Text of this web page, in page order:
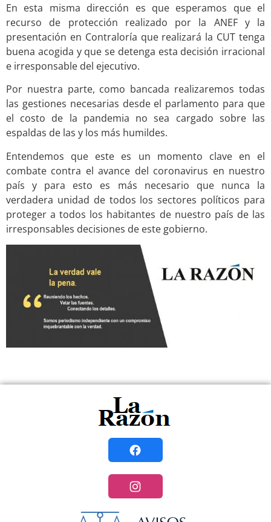
En esta misma dirección es que esperamos que el
recurso de protección realizado por la ANEF y la
presentación en Contraloría que realizará la CUT tenga
buena acogida y que se detenga esta decisión irracional
e irresponsable del ejecutivo.
Por nuestra parte, como bancada realizaremos todas
las gestiones necesarias desde el parlamento para que
el costo de la pandemia no sea cargado sobre las
espaldas de las y los más humildes.
Entendemos que este es un momento clave en el
combate contra el avance del coronavirus en nuestro
país y para esto es más necesario que nunca la
verdadera unidad de todos los sectores políticos para
proteger a todos los habitantes de nuestro país de las
irresponsables decisiones de este gobierno.